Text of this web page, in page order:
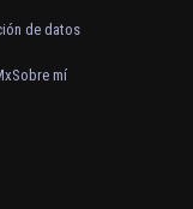
de datos
Sobre mí